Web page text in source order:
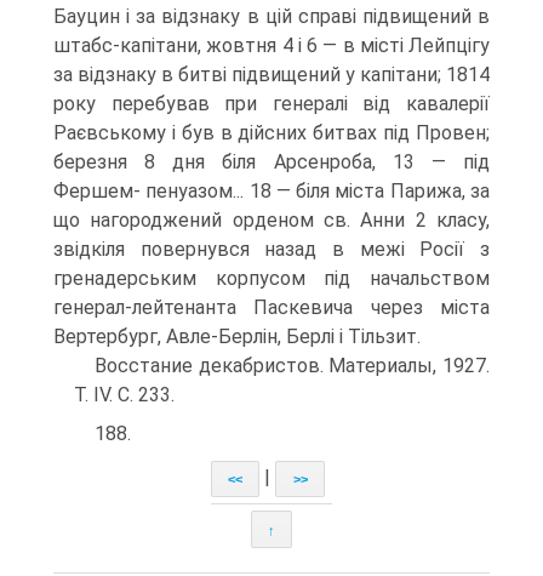
Бауцин і за відзнаку в цій справі підвищений в
штабс-капітани, жовтня 4 і 6 — в місті Лейпцігу
за відзнаку в битві підвищений у капітани; 1814
року перебував при генералі від кавалерії
Раєвському і був в дійсних битвах під Провен;
березня 8 дня біля Арсенроба, 13 — під
Фершем- пенуазом... 18 — біля міста Парижа, за
що нагороджений орденом св. Анни 2 класу,
звідкіля повернувся назад в межі Росії з
гренадерсь­ким корпусом під начальством
генерал-лейтенанта Паскевича через міста
Вертербург, Авле-Берлін, Берлі і Тільзит.
Восстание декабристов. Материалы, 1927.
Т. IV. С. 233.
188.
<< >>
↑